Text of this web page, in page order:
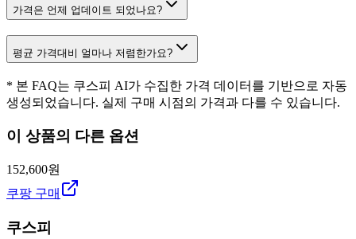
가격은 언제 업데이트 되었나요?
평균 가격대비 얼마나 저렴한가요?
* 본 FAQ는 쿠스피 AI가 수집한 가격 데이터를 기반으로 자동
생성되었습니다. 실제 구매 시점의 가격과 다를 수 있습니다.
이 상품의 다른 옵션
152,600원
쿠팡 구매
쿠스피